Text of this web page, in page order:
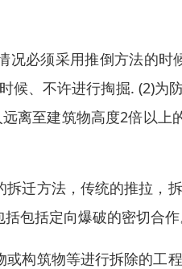
必须采用推倒方法的
候、不许进行掏掘. (2)为
离至建筑物高度2倍以
迁方法，传统的推拉，
包括定向爆破的密切合作
构筑物等进行拆除的工